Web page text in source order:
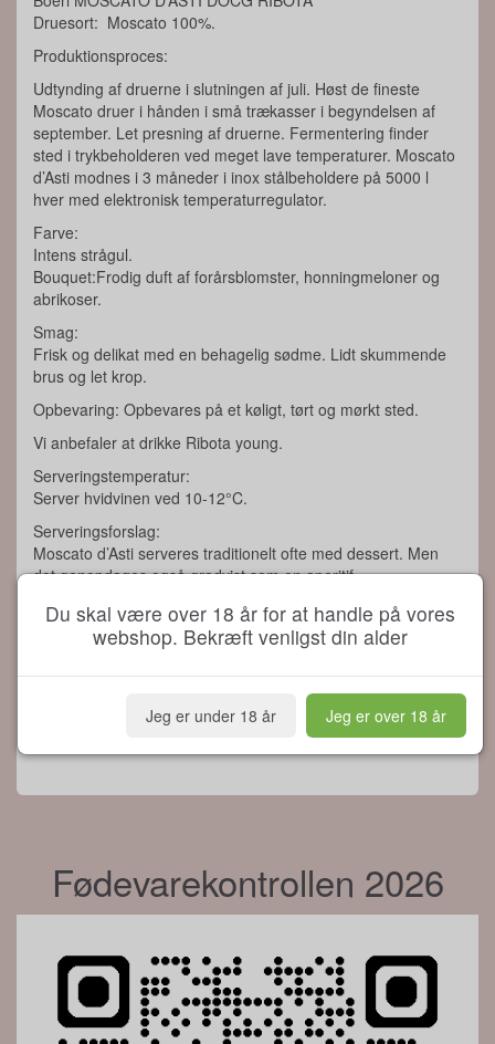
Druesort: Moscato 100%.
Produktionsproces:
Udtynding af druerne i slutningen af juli. Høst de fineste
Moscato druer i hånden i små trækasser i begyndelsen af
september. Let presning af druerne. Fermentering finder
sted i trykbeholderen ved meget lave temperaturer. Moscato
d’Asti modnes i 3 måneder i inox stålbeholdere på 5000 l
hver med elektronisk temperaturregulator.
Farve:
Intens strågul.
Bouquet:Frodig duft af forårsblomster, honningmeloner og
abrikoser.
Smag:
Frisk og delikat med en behagelig sødme. Lidt skummende
brus og let krop.
Opbevaring: Opbevares på et køligt, tørt og mørkt sted.
Vi anbefaler at drikke Ribota young.
Serveringstemperatur:
Server hvidvinen ved 10-12°C.
Serveringsforslag:
Moscato d’Asti serveres traditionelt ofte med dessert. Men
det genopdages også gradvist som en aperitif.
Alkoholindhold: 5,50 % volumen
Indhold: 0,75 liter
Oplysninger om allergener: Indeholder sulfitter
Fødevarekontrollen 2026
Du skal være over 18 år for at handle på vores
webshop. Bekræft venligst din alder
Jeg er under 18 år Jeg er over 18 år